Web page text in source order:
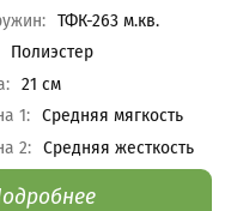
: ТФК-263 м.кв.
Полиэстер
: 21 см
1: Средняя мягкость
2: Средняя жесткость